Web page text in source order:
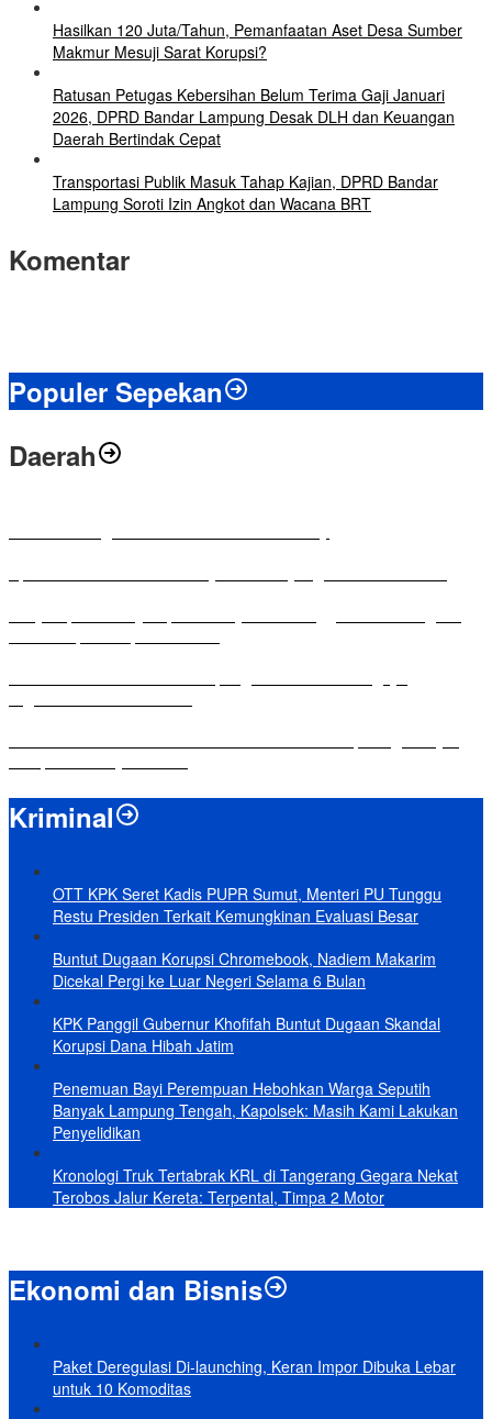
Hasilkan 120 Juta/Tahun, Pemanfaatan Aset Desa Sumber
Makmur Mesuji Sarat Korupsi?
Ratusan Petugas Kebersihan Belum Terima Gaji Januari
2026, DPRD Bandar Lampung Desak DLH dan Keuangan
Daerah Bertindak Cepat
Transportasi Publik Masuk Tahap Kajian, DPRD Bandar
Lampung Soroti Izin Angkot dan Wacana BRT
Komentar
Populer Sepekan
Daerah
Kriminal
OTT KPK Seret Kadis PUPR Sumut, Menteri PU Tunggu
Restu Presiden Terkait Kemungkinan Evaluasi Besar
Buntut Dugaan Korupsi Chromebook, Nadiem Makarim
Dicekal Pergi ke Luar Negeri Selama 6 Bulan
KPK Panggil Gubernur Khofifah Buntut Dugaan Skandal
Korupsi Dana Hibah Jatim
Penemuan Bayi Perempuan Hebohkan Warga Seputih
Banyak Lampung Tengah, Kapolsek: Masih Kami Lakukan
Penyelidikan
Kronologi Truk Tertabrak KRL di Tangerang Gegara Nekat
Terobos Jalur Kereta: Terpental, Timpa 2 Motor
Ekonomi dan Bisnis
Paket Deregulasi Di-launching, Keran Impor Dibuka Lebar
untuk 10 Komoditas